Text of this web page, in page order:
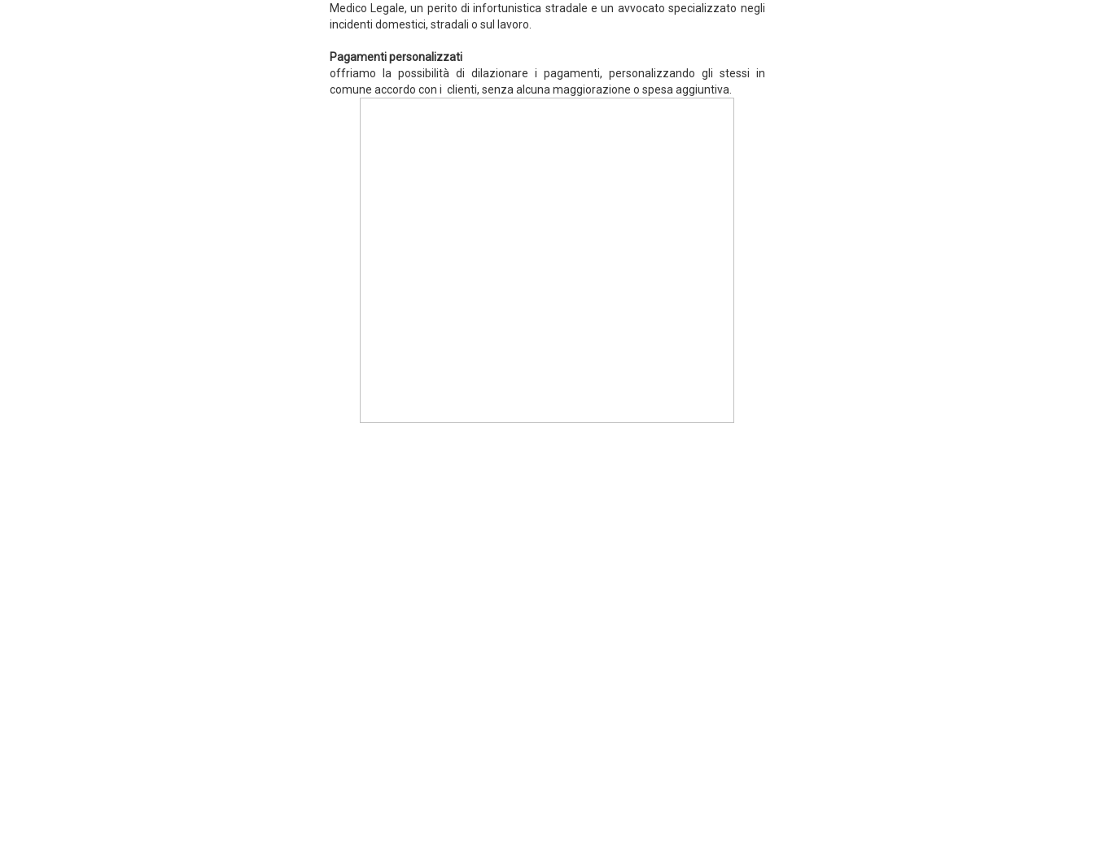
Medico Legale, un perito di infortunistica stradale e un avvocato specializzato negli
incidenti domestici, stradali o sul lavoro.
Pagamenti personalizzati
offriamo la possibilità di dilazionare i pagamenti, personalizzando gli stessi in
comune accordo con i clienti, senza alcuna maggiorazione o spesa aggiuntiva.